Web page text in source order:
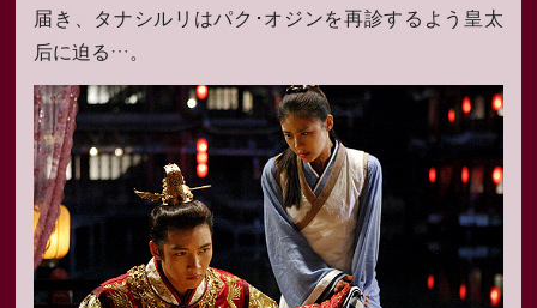
届き、タナシルリはパク･オジンを再診するよう皇太
后に迫る…。